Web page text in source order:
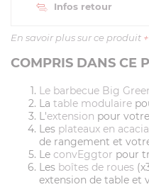
Infos retour
En savoir plus sur ce produit +
COMPRIS DANS CE
Le barbecue Big
La table modulaire
L'extension pour
Les plateaux en acacia
de rangement et
Le convEggtor pour
Les boîtes de roues
extension de table et